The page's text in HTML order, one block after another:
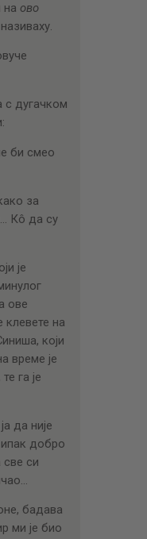
на ово
с дугачком
би смео
за
Кô да су
је
ове
клевете на
који
време је
га је
да није
добро
си
бадава
ми је био